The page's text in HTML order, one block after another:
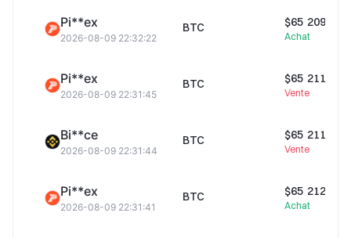
B**gx
Pi**ex
Co**ge
X**OM
Pi**ex
2026-08-09 22:32:22
BTC $65 209,69
Achat
Pi**ex
2026-08-09 22:31:45
BTC $65 211,99
Vente
Bi**ce
2026-08-09 22:31:44
BTC $65 211,99
Vente
Pi**ex
2026-08-09 22:31:41
BTC $65 212,00
Achat